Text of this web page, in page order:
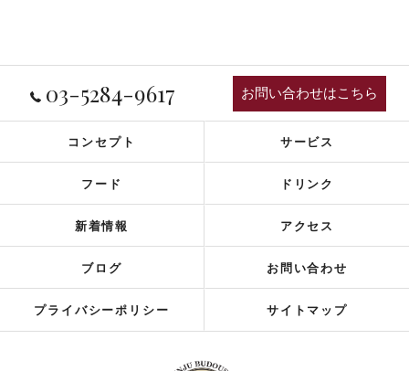
03-5284-9617 お問い合わせはこちら
コンセプト サービス
フード ドリンク
新着情報 アクセス
ブログ お問い合わせ
プライバシーポリシー サイトマップ